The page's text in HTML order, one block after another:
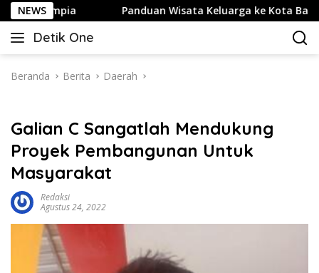
Langsung
ke
konten
NEWS Panduan Wisata Keluarga ke Kota Batu: Itinerary
Detik One
Tajam
Fakta
Beranda Berita Daerah
Galian C Sangatlah Mendukung
Proyek Pembangunan Untuk
Masyarakat
Redaksi
Agustus 24, 2022